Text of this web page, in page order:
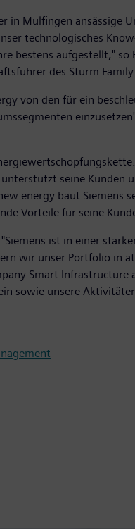
in Mulfingen ansässige
technologisches
bestens aufgestellt,"
des Sturm Family
von den für ein
seine Kunden
energy baut Siemens
Vorteile für seine
ist in einer
wir unser Portfolio in
Smart Infrastructure
sowie unsere